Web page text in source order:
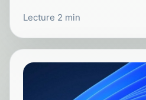
Lecture 2 min